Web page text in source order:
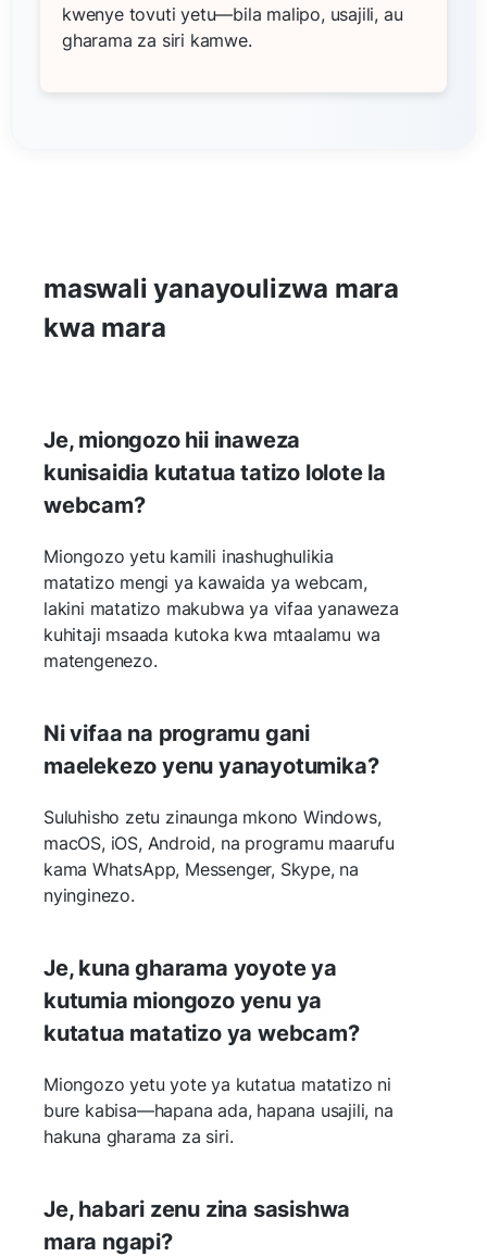
kwenye tovuti yetu—bila malipo, usajili, au
gharama za siri kamwe.
maswali yanayoulizwa mara
kwa mara
Je, miongozo hii inaweza
kunisaidia kutatua tatizo lolote la
webcam?
Miongozo yetu kamili inashughulikia
matatizo mengi ya kawaida ya webcam,
lakini matatizo makubwa ya vifaa yanaweza
kuhitaji msaada kutoka kwa mtaalamu wa
matengenezo.
Ni vifaa na programu gani
maelekezo yenu yanayotumika?
Suluhisho zetu zinaunga mkono Windows,
macOS, iOS, Android, na programu maarufu
kama WhatsApp, Messenger, Skype, na
nyinginezo.
Je, kuna gharama yoyote ya
kutumia miongozo yenu ya
kutatua matatizo ya webcam?
Miongozo yetu yote ya kutatua matatizo ni
bure kabisa—hapana ada, hapana usajili, na
hakuna gharama za siri.
Je, habari zenu zina sasishwa
mara ngapi?